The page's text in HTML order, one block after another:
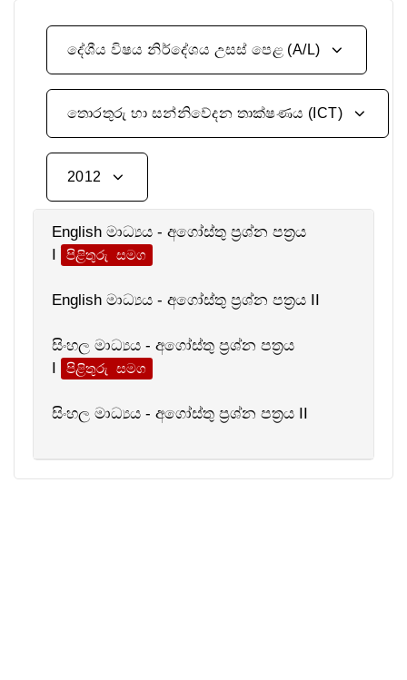
දේශීය විෂය නිර්දේශය උසස් පෙළ (A/L)
තොරතුරු හා සන්නිවේදන තාක්ෂණය (ICT)
2012
English මාධ්‍යය - අගෝස්තු ප්‍රශ්න පත්‍රය
I
පිළිතුරු සමග
English මාධ්‍යය - අගෝස්තු ප්‍රශ්න පත්‍රය II
සිංහල මාධ්‍යය - අගෝස්තු ප්‍රශ්න පත්‍රය
I
පිළිතුරු සමග
සිංහල මාධ්‍යය - අගෝස්තු ප්‍රශ්න පත්‍රය II